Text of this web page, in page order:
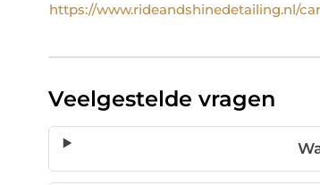
https://www.rideandshinedetailing.nl/
Veelgestelde vragen